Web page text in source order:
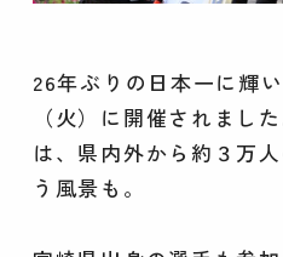
26年ぶりの日本一に輝
（火）に開催されまし
は、県内外から約３万
う風景も。